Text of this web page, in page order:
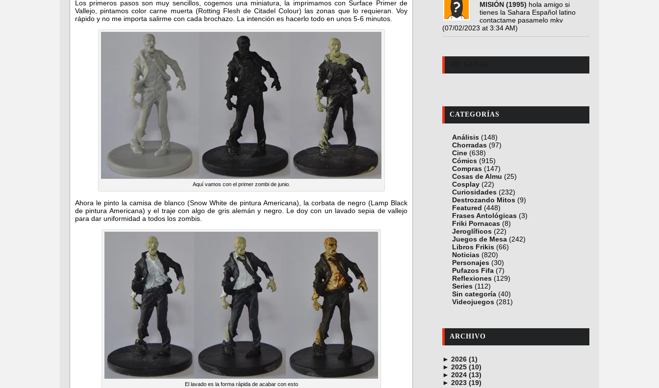
Los primeros pasos son muy sencillos, cogemos una miniatura, la imprimamos con Surface Primer de
Vallejo, pintamos color carne muerta (Rotting Flesh de Citadel Colour) las zonas que lo requieran. Voy
rápido y no me importa salirme con cada brochazo. La intención es hacerlo todo en unos 5-6 minutos.
Aquí vamos con el primer zombi de junio.
Ahora le pinto la camisa de blanco (Snow White de pintura Americana), la corbata de negro (Lamp Black
de pintura Americana) y el traje con algo de gris alemán y negro. Le doy con un lavado sepia de vallejo
para dar uniformidad a todos los zombis.
El lavado es la forma rápida de acabar con esto
MISIÓN (1995) hola amigo si
tienes la Sahara Español latino
contactame pasamelo mkv
(07/02/2023 at 3:34 AM)
CATEGORÍAS
Análisis (148)
Chorradas (97)
Cine (638)
Cómics (915)
Compras (147)
Cosas de Almu (25)
Cosplay (22)
Curiosidades (232)
Destrozando Mitos (9)
Featured (448)
Frases Antológicas (3)
Friki Pornacas (8)
Jeroglíficos (22)
Juegos de Mesa (242)
Libros Frikis (66)
Noticias (820)
Personajes (30)
Pufazos Fifa (7)
Reflexiones (129)
Series (112)
Sin categoría (40)
Videojuegos (281)
ARCHIVO
► 2026 (1)
junio (1)
► 2025 (10)
noviembre (1)
octubre (1)
► 2024 (13)
diciembre (4)
► 2023 (19)